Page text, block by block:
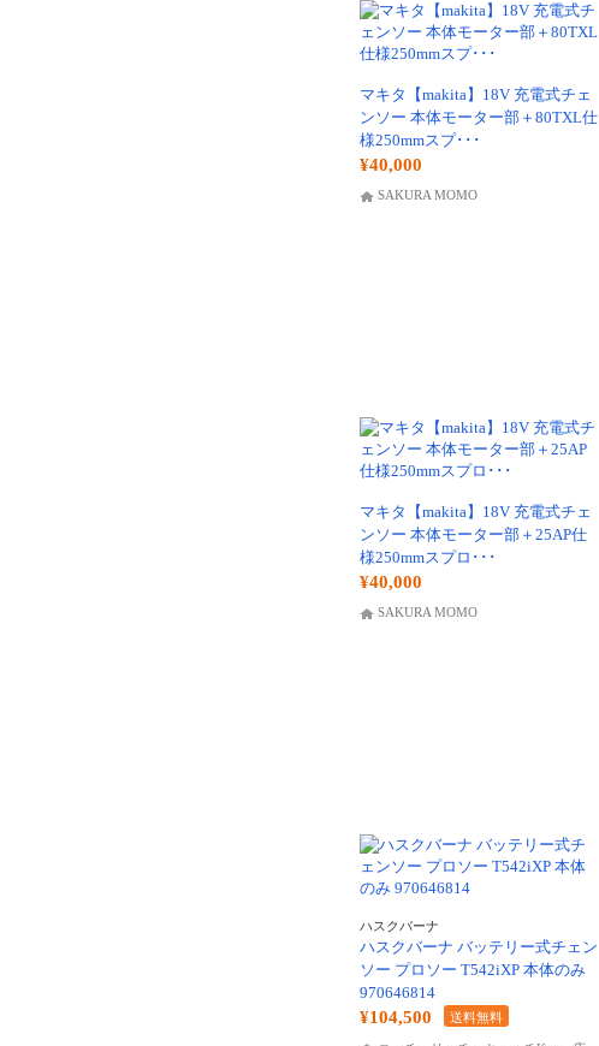
マキタ【makita】18V 充電式チェ
ンソー 本体モーター部＋80TXL仕
様250mmスプ･･･
¥40,000
SAKURA MOMO
マキタ【makita】18V 充電式チェ
ンソー 本体モーター部＋25AP仕
様250mmスプロ･･･
¥40,000
SAKURA MOMO
ハスクバーナ
ハスクバーナ バッテリー式チェン
ソー プロソー T542iXP 本体のみ
970646814
¥104,500 送料無料